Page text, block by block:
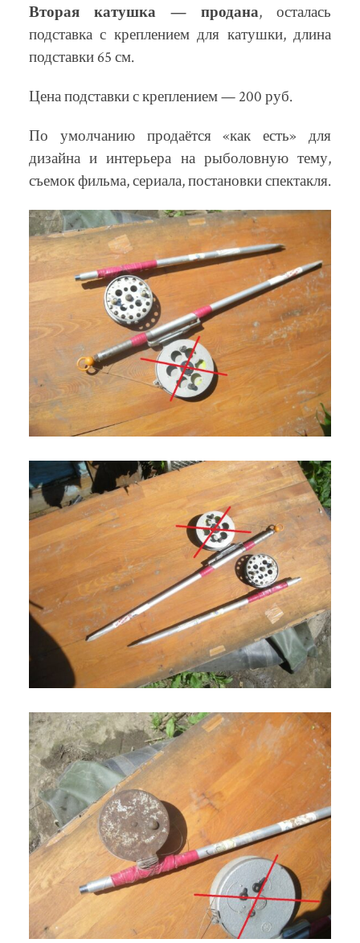
Вторая катушка — продана, осталась
подставка с креплением для катушки, длина
подставки 65 см.
Цена подставки с креплением — 200 руб.
По умолчанию продаётся «как есть» для
дизайна и интерьера на рыболовную тему,
съемок фильма, сериала, постановки спектакля.